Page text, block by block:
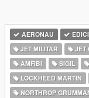
AERONAU
JET MILITAR
JET
AMFIBI
SIGIL
LOCKHEED MARTIN
NORTHROP